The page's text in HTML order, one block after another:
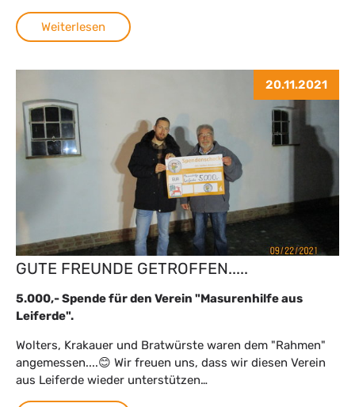
Weiterlesen
20.11.2021
GUTE FREUNDE GETROFFEN.....
5.000,- Spende für den Verein "Masurenhilfe aus
Leiferde".
Wolters, Krakauer und Bratwürste waren dem "Rahmen"
angemessen....😊 Wir freuen uns, dass wir diesen Verein
aus Leiferde wieder unterstützen…